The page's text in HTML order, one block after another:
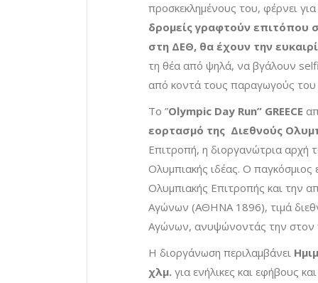
προσκεκλημένους του, φέρνει
δρομείς γραφτούν επιτόπου
στη ΔΕΘ, θα έχουν την
τη θέα από ψηλά, να βγάλουν
από κοντά τους παραγωγούς του
Το ”Olympic Day Run” GREECE
εορτασμό της Διεθνούς
Επιτροπή, η διοργανώτρια αρχή
Ολυμπιακής ιδέας. Ο
Ολυμπιακής Επιτροπής και την
Αγώνων (ΑΘΗΝΑ 1896), τιμά
Αγώνων, ανυψώνοντάς την στον
Η διοργάνωση περιλαμβάνει
χλμ. για ενήλικες και εφήβους